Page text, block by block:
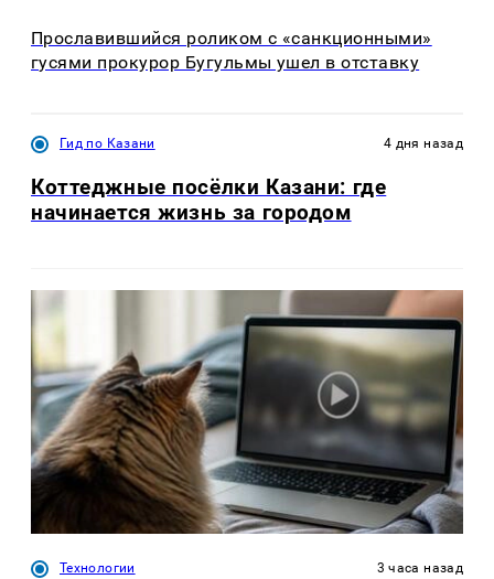
Прославившийся роликом с «санкционными»
гусями прокурор Бугульмы ушел в отставку
Гид по Казани 4 дня назад
Коттеджные посёлки Казани: где
начинается жизнь за городом
Технологии 3 часа назад